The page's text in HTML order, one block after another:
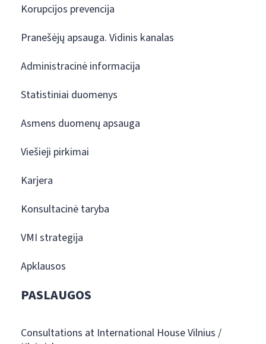
Korupcijos prevencija
Pranešėjų apsauga. Vidinis kanalas
Administracinė informacija
Statistiniai duomenys
Asmens duomenų apsauga
Viešieji pirkimai
Karjera
Konsultacinė taryba
VMI strategija
Apklausos
PASLAUGOS
Consultations at International House Vilnius /